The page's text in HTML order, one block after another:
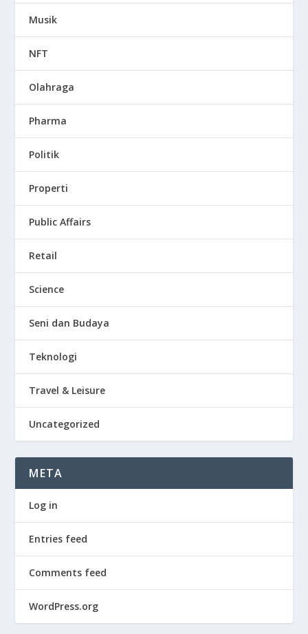
Musik
NFT
Olahraga
Pharma
Politik
Properti
Public Affairs
Retail
Science
Seni dan Budaya
Teknologi
Travel & Leisure
Uncategorized
META
Log in
Entries feed
Comments feed
WordPress.org